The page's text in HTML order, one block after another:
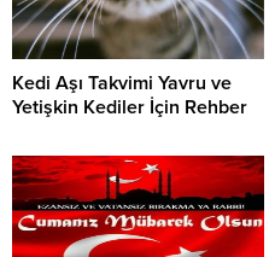
Kedi Aşı Takvimi Yavru ve
Yetişkin Kediler İçin Rehber